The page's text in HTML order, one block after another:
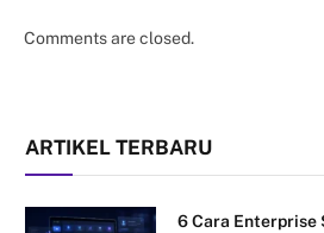
Comments are closed.
ARTIKEL TERBARU
6 Cara Enterprise